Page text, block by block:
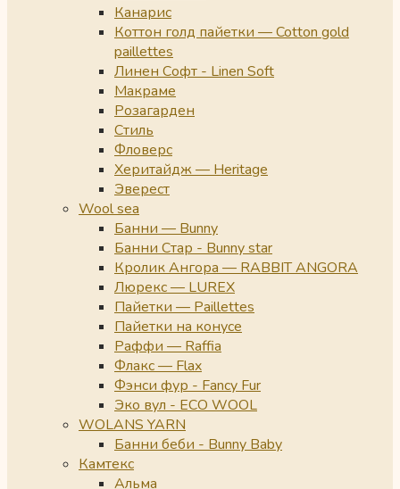
Канарис
Коттон голд пайетки — Cotton gold
paillettes
Линен Софт - Linen Soft
Макраме
Розагарден
Стиль
Фловерс
Херитайдж — Heritage
Эверест
Wool sea
Банни — Bunny
Банни Стар - Bunny star
Кролик Ангора — RABBIT ANGORA
Люрекс — LUREX
Пайетки — Paillettes
Пайетки на конусе
Раффи — Raffia
Флакс — Flax
Фэнси фур - Fancy Fur
Эко вул - ECO WOOL
WOLANS YARN
Банни беби - Bunny Baby
Камтекс
Альма